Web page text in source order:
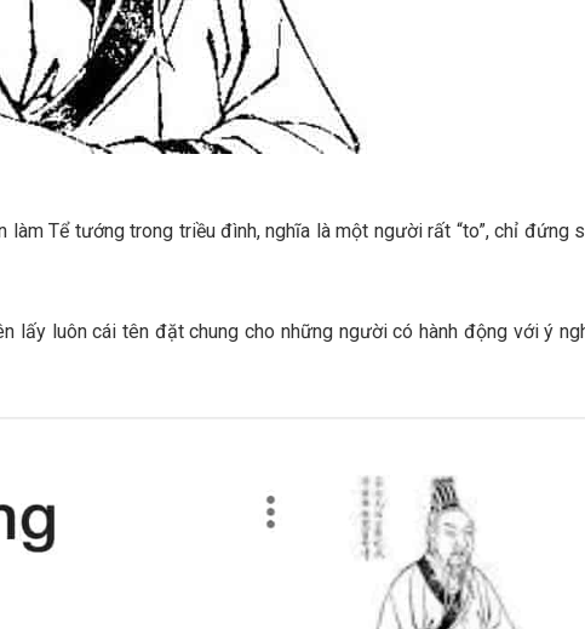
làm Tể tướng trong triều đình, nghĩa là một người rất “to”, chỉ đứng
lấy luôn cái tên đặt chung cho những người có hành động với ý